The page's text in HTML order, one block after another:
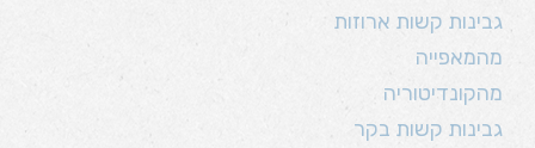
גבינות קשות ארוזות
מהמאפייה
מהקונדיטוריה
גבינות קשות בקר